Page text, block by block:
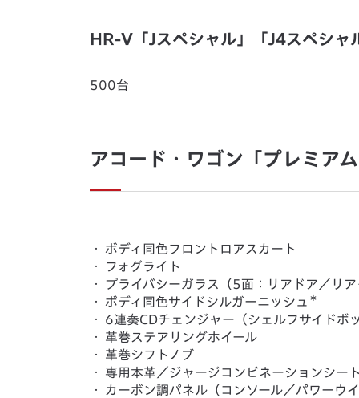
HR-V「Jスペシャル」「J4スペシャ
500台
アコード・ワゴン「プレミア
・
ボディ同色フロントロアスカート
・
フォグライト
・
プライバシーガラス（5面：リアドア／リ
・
ボディ同色サイドシルガーニッシュ ＊
・
6連奏CDチェンジャー（シェルフサイドボ
・
革巻ステアリングホイール
・
革巻シフトノブ
・
専用本革／ジャージコンビネーションシー
・
カーボン調パネル（コンソール／パワーウ